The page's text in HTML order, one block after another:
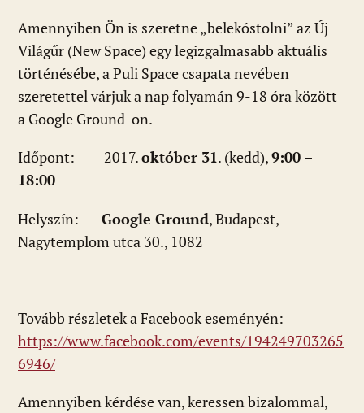
Amennyiben Ön is szeretne „belekóstolni” az Új
Világűr (New Space) egy legizgalmasabb aktuális
történésébe, a Puli Space csapata nevében
szeretettel várjuk a nap folyamán 9-18 óra között
a Google Ground-on.
Időpont: 2017.október 31. (kedd),9:00 –
18:00
Helyszín: Google Ground, Budapest,
Nagytemplom utca 30., 1082
Tovább részletek a Facebook eseményén:
https://www.facebook.com/events/194249703265
6946/
Amennyiben kérdése van, keressen bizalommal,